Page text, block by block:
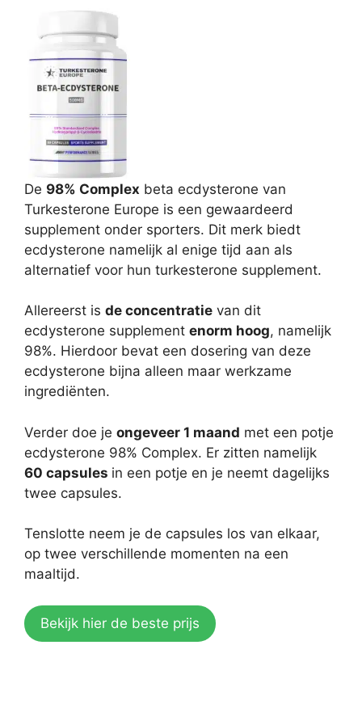
De 98% Complex beta ecdysterone van
Turkesterone Europe is een gewaardeerd
supplement onder sporters. Dit merk biedt
ecdysterone namelijk al enige tijd aan als
alternatief voor hun turkesterone supplement.
Allereerst is de concentratie van dit
ecdysterone supplement enorm hoog, namelijk
98%. Hierdoor bevat een dosering van deze
ecdysterone bijna alleen maar werkzame
ingrediënten.
Verder doe je ongeveer 1 maand met een potje
ecdysterone 98% Complex. Er zitten namelijk
60 capsules in een potje en je neemt dagelijks
twee capsules.
Tenslotte neem je de capsules los van elkaar,
op twee verschillende momenten na een
maaltijd.
Bekijk hier de beste prijs